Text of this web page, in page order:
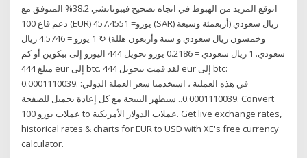
اتوقع المزيد من الهبوط في اتجاه تصحيح فيبوناتشي 38.2% المتوفق مع
دعم قاع 100 (EUR) يورو= 457.4551 (SAR) ريال سعودي (أربعمئة وسبعة
وخمسون ريال سعودي و ستة وأربعون هللة) ↻ 1 يورو = 4.5746 ريال
سعودي. 1 ريال سعودي = 0.2186 يورو تحويل 444 اليورو إلى بيكوين أو كم
مبلغ 444 eur إلى btc. لقد قمت بتحويل 444 eur إلى btc:
0.0001110039. في هذه العملية ، استخدمنا سعر العملة الدولي:
0.0001110039.. ستظهر النتيجة مع كل إعادة تحميل للصفحة. Convert
100 عملات يورو to عملات الدولار الأمريكية. Get live exchange rates,
historical rates & charts for EUR to USD with XE's free currency
calculator.